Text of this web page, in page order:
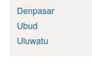
Denpasar
Ubud
Uluwatu